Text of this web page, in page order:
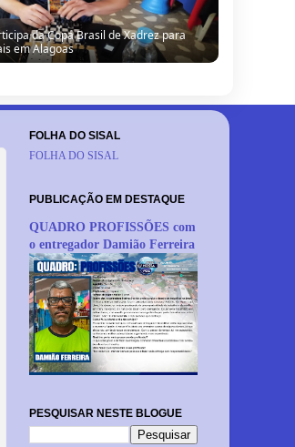
da Copa Brasil de Xadrez para
em Alagoas
FOLHA DO SISAL
FOLHA DO SISAL
PUBLICAÇÃO EM DESTAQUE
QUADRO PROFISSÕES com
o entregador Damião Ferreira
PESQUISAR NESTE BLOGUE